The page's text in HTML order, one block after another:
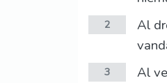
2
Al
3
Al